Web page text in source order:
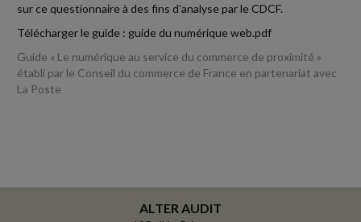
sur ce questionnaire à des fins d'analyse par le CDCF.
Télécharger le guide : guide du numérique web.pdf
Guide « Le numérique au service du commerce de proximité »
établi par le Conseil du commerce de France en partenariat avec
La Poste
ALTER AUDIT